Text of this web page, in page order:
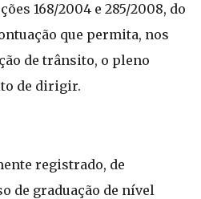
168/2004 e 285/2008, do
que permita, nos
de trânsito, o pleno
de dirigir.
registrado, de
de graduação de nível